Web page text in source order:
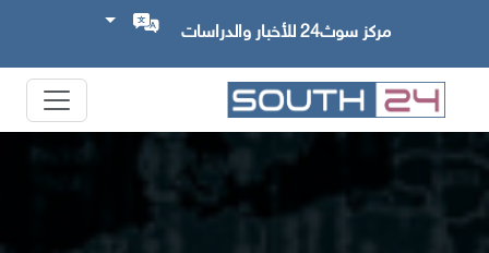
مركز سوث24 للأخبار والدراسات